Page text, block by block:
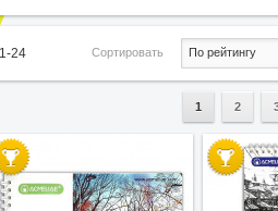
1-24 Сортировать По рейтингу
1 2